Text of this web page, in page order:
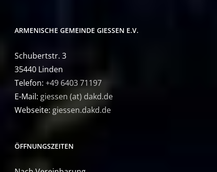
ARMENISCHE GEMEINDE GIESSEN E.V.
Schubertstr. 3
35440 Linden
Telefon: +49 6403 71197
E-Mail: giessen (at) dakd.de
Webseite: giessen.dakd.de
ÖFFNUNGSZEITEN